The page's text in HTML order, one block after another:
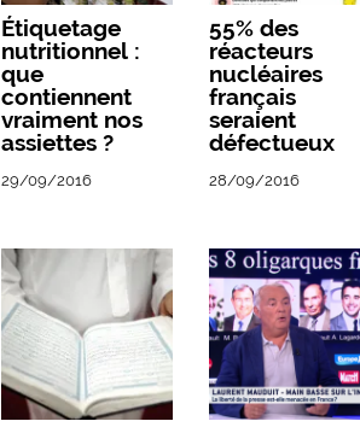
Étiquetage
nutritionnel :
que
contiennent
vraiment nos
assiettes ?
29/09/2016
55% des
réacteurs
nucléaires
français
seraient
défectueux
28/09/2016